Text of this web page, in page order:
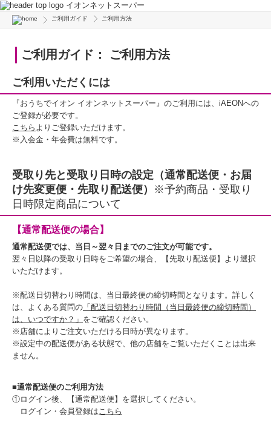
イオンネットスーパー
ご利用ガイド ご利用方法
ご利用ガイド： ご利用方法
ご利用いただくには
『おうちでイオン イオンネットスーパー』のご利用には、iAEONへの
ご登録が必要です。
こちら よりご登録いただけます。
※入会金・年会費は無料です。
受取り先と受取り日時の設定（通常配送便・お届
け先変更便・先取り配送便） ※予約商品・受取り
日時限定商品について
【通常配送便の場合】
通常配送便では、当日～翌々日までのご注文が可能です。
翌々日以降の受取り日時をご希望の場合、【先取り配送便】より選択
いただけます。
※配送日切替わり時間は、当日最終便の締切時間となります。詳しく
は、よくある質問の 「配送日切替わり時間（当日最終便の締切時間）
は、いつですか？」 をご確認ください。
※店舗によりご注文いただける日時が異なります。
※設定中の配送便がある状態で、他の店舗をご覧いただくことは出来
ません。
■通常配送便のご利用方法
①ログイン後、【通常配送便】を選択してください。
ログイン・会員登録はこちら